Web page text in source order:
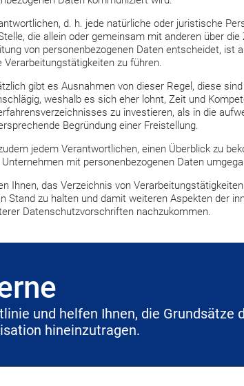
d. h. jede natürliche oder juristische
die allein oder gemeinsam mit anderen über
von personenbezogenen Daten entscheidet, ist
Verarbeitungstätigkeiten zu führen.
gibt es Ausnahmen von dieser Regel, diese
weshalb es sich eher lohnt, Zeit und
zu investieren, als in die
Begründung einer Freistellung.
jedem Verantwortlichen, einen Überblick zu
mit personenbezogenen Daten
Ihnen, das Verzeichnis von
Stand zu halten und damit weiteren Aspekten der
Datenschutzvorschriften nachzukommen.
und helfen Ihnen, die Grundsätze
hineinzutragen.